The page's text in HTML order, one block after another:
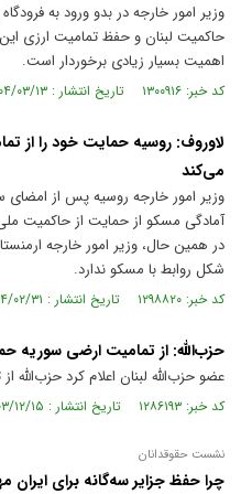
وزیر امور خارجه در بدو ورود به
حاکمیت لبنان و حفظ تمامیت ارزی
اهمیت بسیار زیادی برخوردار است.
کد خبر: ۱۳۰۰۹۱۶ تاریخ انتشار : ۱۴۰۴/۰۳/۱۳
لاوروف: روسیه حمایت خود را از
می‌کند
وزیر امور خارجه روسیه پس از امضای
آمادگی مسکو از حمایت از حاکمیت
در همین حال، وزیر امور خارجه
شکل روابط با مسکو ندارد.
کد خبر: ۱۲۹۸۸۲۰ تاریخ انتشار : ۱۴۰۴/۰۲/۳۱
حزب‌الله: از تمامیت ارضی سوریه
عضو حزب‌الله لبنان اعلام کرد
کد خبر: ۱۲۸۶۱۹۳ تاریخ انتشار : ۱۴۰۳/۱۲/۱۵
نشست حقوقدانان
چرا حفظ جزایر سه‌گانه برای